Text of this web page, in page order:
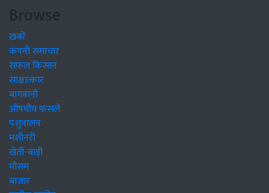
Browse
खबरें
कंपनी समाचार
सफल किसान
साक्षात्कार
बागवानी
औषधीय फसलें
पशुपालन
मशीनरी
खेती-बाड़ी
मौसम
बाजार